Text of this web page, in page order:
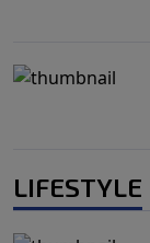
LIFESTYLE